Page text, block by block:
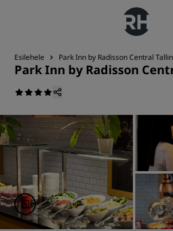
Esilehele Park Inn by Radisson Central
Park Inn by Radisson